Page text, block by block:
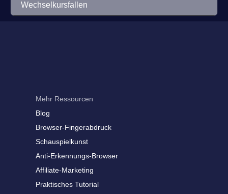
Wechselkursfallen
Mehr Ressourcen
Blog
Browser-Fingerabdruck
Schauspielkunst
Anti-Erkennungs-Browser
Affiliate-Marketing
Praktisches Tutorial